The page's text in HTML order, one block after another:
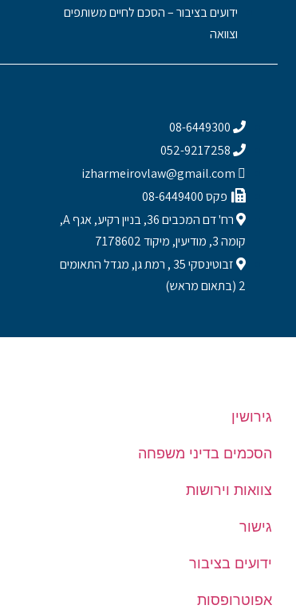
ידועים בציבור – הסכם לחיים משותפים
וצוואה
08-6449300
052-9217258
izharmeirovlaw@gmail.com
פקס 08-6449400
רח' דם המכבים 36, בניין רקיע, אגף A,
קומה 3, מודיעין, מיקוד 7178602
זבוטינסקי 35 , רמת גן, מגדל התאומים
2 (בתאום מראש)
גירושין
הסכמים בדיני משפחה
צוואות וירושות
גישור
ידועים בציבור
אפוטרופסות